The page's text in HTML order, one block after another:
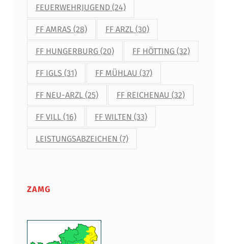
FEUERWEHRJUGEND(24)
FF AMRAS (28) FF ARZL (30)
FF HUNGERBURG(20) FF HÖTTING (32)
FF IGLS (31) FF MÜHLAU (37)
FF NEU-ARZL(25) FF REICHENAU (32)
FF VILL(16) FF WILTEN (33)
LEISTUNGSABZEICHEN (7)
ZAMG